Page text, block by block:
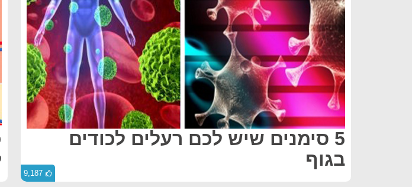
5 סימנים שיש לכם רעלים לכודים
בגוף
9,187